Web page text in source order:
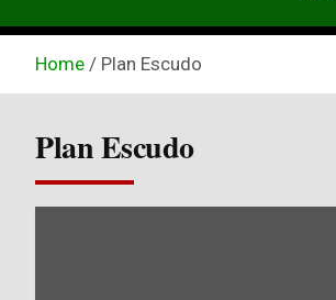
Home Plan Escudo
Plan Escudo